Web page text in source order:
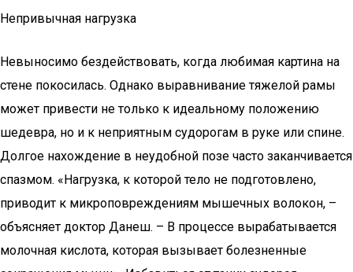
Непривычная нагрузка
Невыносимо бездействовать, когда любимая картина на
стене покосилась. Однако выравнивание тяжелой рамы
может привести не только к идеальному положению
шедевра, но и к неприятным судорогам в руке или спине.
Долгое нахождение в неудобной позе часто заканчивается
спазмом. «Нагрузка, к которой тело не подготовлено,
приводит к микроповреждениям мышечных волокон, –
объясняет доктор Данеш. – В процессе вырабатывается
молочная кислота, которая вызывает болезненные